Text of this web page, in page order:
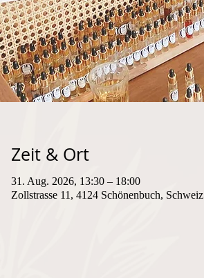
Zeit & Ort
31. Aug. 2026, 13:30 – 18:00
Zollstrasse 11, 4124 Schönenbuch, Schweiz